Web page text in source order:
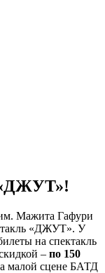
Мажита Гафури
«ДЖУТ». У
на спектакль
– по 150
малой сцене БАТД